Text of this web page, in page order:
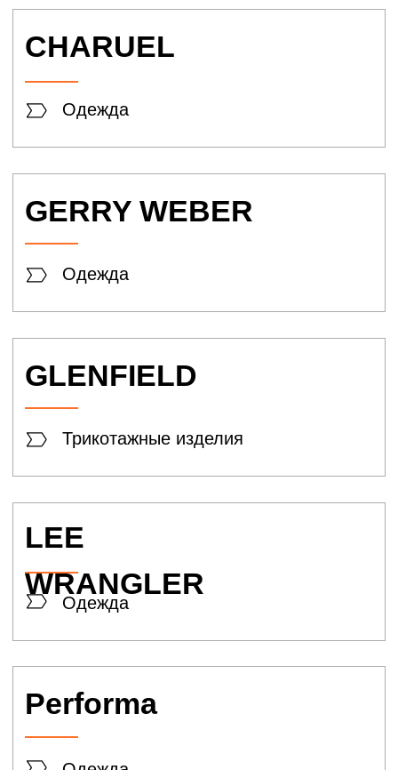
VASSA & CO
Одежда
Одежда
Tom Tailor
Одежда
Kira Plastinina
Одежда
Ulla popken
Одежда
KOde49
lady & gentleman
City